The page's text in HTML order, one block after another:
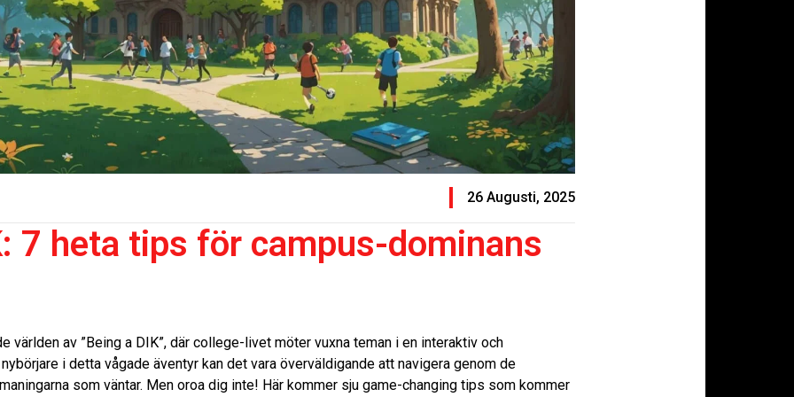
26 Augusti, 2025
7 heta tips för campus-dominans
världen av ”Being a DIK”, där college-livet möter vuxna teman i en interaktiv och
i detta vågade äventyr kan det vara överväldigande att navigera genom de
som väntar. Men oroa dig inte! Här kommer sju game-changing tips som kommer